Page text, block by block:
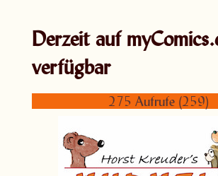
Derzeit auf
verfügbar
275 Aufrufe (259)